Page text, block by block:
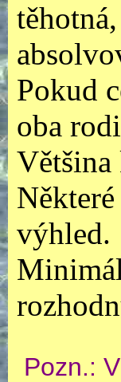
Pokud
oba
Většina
výhled.
Pozn.: